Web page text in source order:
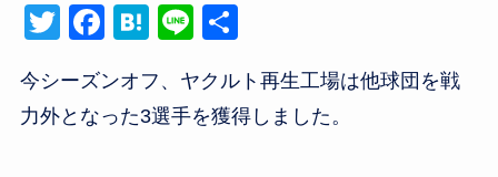
T
tt
er
F
c
e
H
e
n
Li
e
今シーズンオフ、ヤクルト再生工場は他球団を戦
力外となった3選手を獲得しました。